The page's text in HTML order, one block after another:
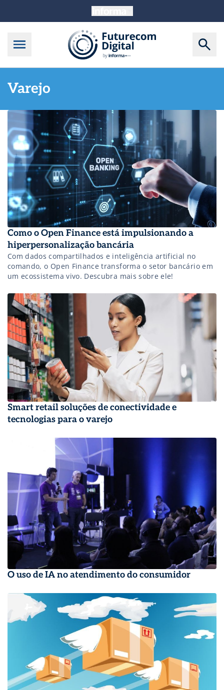
Varejo
Como o Open Finance está impulsionando a
hiperpersonalização bancária
Com dados compartilhados e inteligência artificial no
comando, o Open Finance transforma o setor bancário em
um ecossistema vivo. Descubra mais sobre ele!
Smart retail soluções de conectividade e
tecnologias para o varejo
O uso de IA no atendimento do consumidor